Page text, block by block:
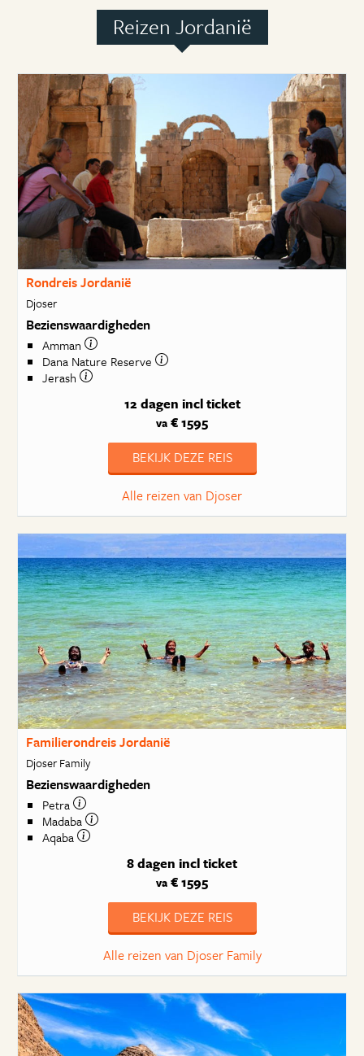
Reizen Jordanië
Rondreis Jordanië
Djoser
Bezienswaardigheden
Amman
Dana Nature Reserve
Jerash
12 dagen incl ticket
va € 1595
BEKIJK DEZE REIS
Alle reizen van Djoser
Familierondreis Jordanië
Djoser Family
Bezienswaardigheden
Petra
Madaba
Aqaba
8 dagen incl ticket
va € 1595
BEKIJK DEZE REIS
Alle reizen van Djoser Family